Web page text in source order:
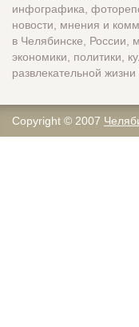
инфографика,
новости, мнения и
в Челябинске, России,
экономики, политики,
развлекательной жизни
Copyright © 2007